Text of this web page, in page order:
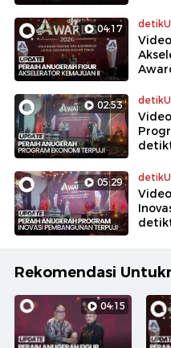
04:17
02:53
05:29
Rekomendasi
04:15